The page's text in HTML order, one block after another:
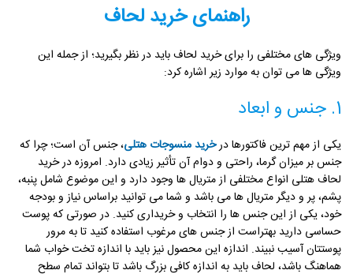
راهنمای خرید لحاف
ویژگی های مختلفی را برای خرید لحاف باید در نظر بگیرید؛ از جمله این
ویژگی ها می توان به موارد زیر اشاره کرد:
1. جنس و ابعاد
یکی از مهم ترین فاکتورها درخرید منسوجات هتلی، جنس آن است؛ چرا که
جنس بر میزان گرما، راحتی و دوام آن تأثیر زیادی دارد. امروزه در خرید
لحاف هتلی انواع مختلفی از متریال ها وجود دارد و این موضوع شامل پنبه،
پشم، پر و دیگر متریال ها می باشد و شما می توانید براساس نیاز و بودجه
خود، یکی از این جنس ها را انتخاب و خریداری کنید. در صورتی که پوست
حساسی دارید بهتراست از جنس های مرغوب استفاده کنید تا به مرور
پوستتان آسیب نبیند. اندازه این محصول نیز باید با اندازه تخت خواب شما
هماهنگ باشد، لحاف باید به اندازه کافی بزرگ باشد تا بتواند تمام سطح